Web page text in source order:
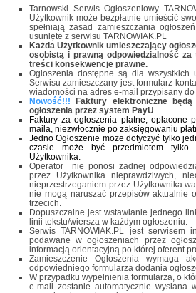
Tarnowski Serwis Ogłoszeniowy
Użytkownik może bezpłatnie umieścić
spełniają zasad zamieszczania
usunięte z serwisu TARNOWIAK.PL
Każda Użytkownik umieszczający
osobistą i prawną odpowiedzialność
treści konsekwencje prawne.
Ogłoszenia dostępne są dla wszystkich
Serwisu zamieszczany jest formularz
wiadomości na adres e-mail przypisany do
Nowość!!! Faktury elektroniczne
ogłoszenia przez system PayU
Faktury za ogłoszenia płatne,
maila, niezwłocznie po zaksięgowaniu
Jedno Ogłoszenie może dotyczyć tylko
czasie może być przedmiotem tylko
Użytkownika.
Operator nie ponosi żadnej
przez Użytkownika nieprawdziwych,
nieprzestrzeganiem przez Użytkownika
nie mogą naruszać przepisów aktualnie
trzecich.
Dopuszczalne jest wstawianie jednego
linii tekstu/wiersza w każdym ogłoszeniu.
Serwis TARNOWIAK.PL jest serwisem
podawane w ogłoszeniach przez
informacją orientacyjną po której oferent
Zamieszczenie Ogłoszenia wymaga
odpowiedniego formularza dodania
W przypadku wypełnienia formularza, o
e-mail zostanie automatycznie